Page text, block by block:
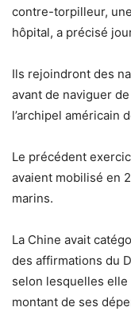
contre-torpilleur,
hôpital, a précisé
Ils rejoindront des
avant de naviguer
l’archipel américain
Le précédent
avaient mobilisé en
marins.
La Chine avait
des affirmations du
selon lesquelles
montant de ses